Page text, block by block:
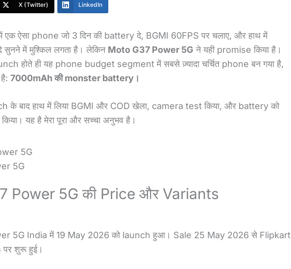
X (Twitter) LinkedIn
ऐसा phone जो 3 दिन की battery दे, BGMI 60FPS पर चलाए, और हाथ में
में मुश्किल लगता है। लेकिन Moto G37 Power 5G ने यही promise किया है।
होते ही यह phone budget segment में सबसे ज़्यादा चर्चित phone बन गया है,
7000mAh की monster battery।
के बाद हाथ में लिया BGMI और COD खेला, camera test किया, और battery को
यह है मेरा पूरा और सच्चा अनुभव है।
5G
Power 5G की Price और Variants
5G India में 19 May 2026 को launch हुआ। Sale 25 May 2026 से Flipkart
शुरू हुई।